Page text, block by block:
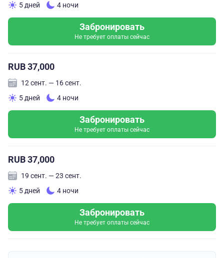
5 дней
4 ночи
Забронировать
Не требует оплаты сейчас
RUB 37,000
12 сент. — 16 сент.
5 дней
4 ночи
Забронировать
Не требует оплаты сейчас
RUB 37,000
19 сент. — 23 сент.
5 дней
4 ночи
Забронировать
Не требует оплаты сейчас